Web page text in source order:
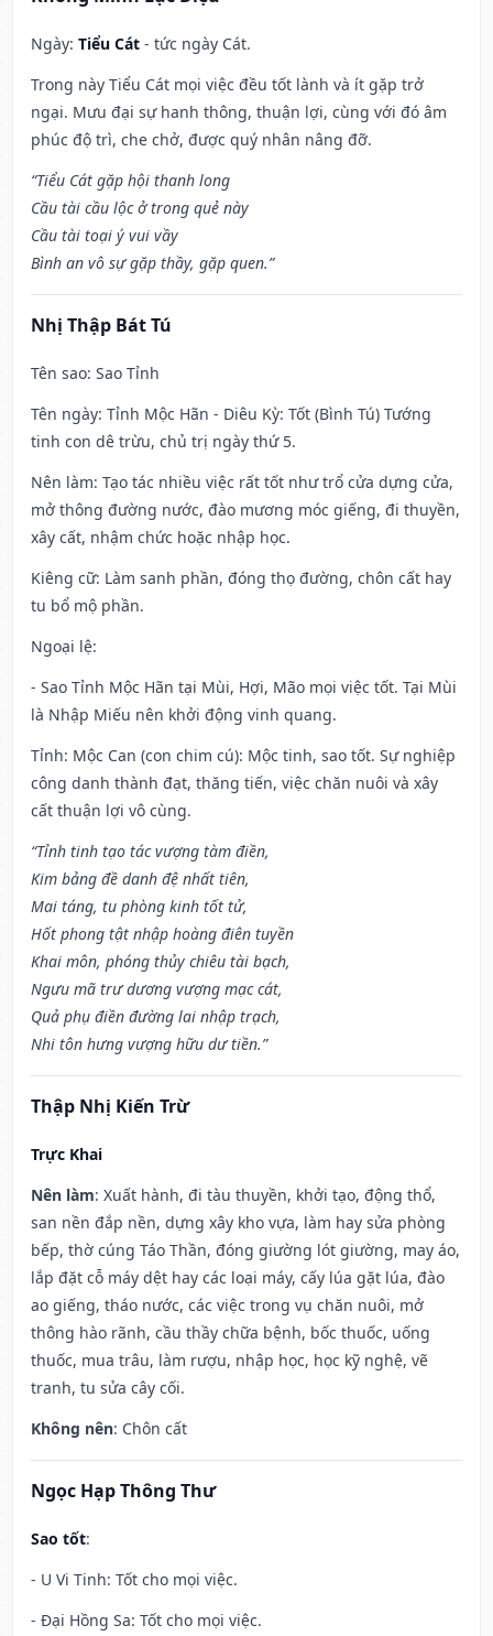
Ngày: Tiểu Cát - tức ngày Cát.
Trong này Tiểu Cát mọi việc đều tốt lành và ít gặp trở
ngại. Mưu đại sự hanh thông, thuận lợi, cùng với đó âm
phúc độ trì, che chở, được quý nhân nâng đỡ.
“Tiểu Cát gặp hội thanh long
Cầu tài cầu lộc ở trong quẻ này
Cầu tài toại ý vui vầy
Bình an vô sự gặp thầy, gặp quen.”
Nhị Thập Bát Tú
Tên sao: Sao Tỉnh
Tên ngày: Tỉnh Mộc Hãn - Diêu Kỳ: Tốt (Bình Tú) Tướng
tinh con dê trừu, chủ trị ngày thứ 5.
Nên làm: Tạo tác nhiều việc rất tốt như trổ cửa dựng cửa,
mở thông đường nước, đào mương móc giếng, đi thuyền,
xây cất, nhậm chức hoặc nhập học.
Kiêng cữ: Làm sanh phần, đóng thọ đường, chôn cất hay
tu bổ mộ phần.
Ngoại lệ:
- Sao Tỉnh Mộc Hãn tại Mùi, Hợi, Mão mọi việc tốt. Tại Mùi
là Nhập Miếu nên khởi động vinh quang.
Tỉnh: Mộc Can (con chim cú): Mộc tinh, sao tốt. Sự nghiệp
công danh thành đạt, thăng tiến, việc chăn nuôi và xây
cất thuận lợi vô cùng.
“Tỉnh tinh tạo tác vượng tàm điền,
Kim bảng đề danh đệ nhất tiên,
Mai táng, tu phòng kinh tốt tử,
Hốt phong tật nhập hoàng điên tuyền
Khai môn, phóng thủy chiêu tài bạch,
Ngưu mã trư dương vượng mạc cát,
Quả phụ điền đường lai nhập trạch,
Nhi tôn hưng vượng hữu dư tiền.”
Thập Nhị Kiến Trừ
Trực Khai
Nên làm: Xuất hành, đi tàu thuyền, khởi tạo, động thổ,
san nền đắp nền, dựng xây kho vựa, làm hay sửa phòng
bếp, thờ cúng Táo Thần, đóng giường lót giường, may áo,
lắp đặt cỗ máy dệt hay các loại máy, cấy lúa gặt lúa, đào
ao giếng, tháo nước, các việc trong vụ chăn nuôi, mở
thông hào rãnh, cầu thầy chữa bệnh, bốc thuốc, uống
thuốc, mua trâu, làm rượu, nhập học, học kỹ nghệ, vẽ
tranh, tu sửa cây cối.
Không nên: Chôn cất
Ngọc Hạp Thông Thư
Sao tốt:
- U Vi Tinh: Tốt cho mọi việc.
- Đại Hồng Sa: Tốt cho mọi việc.